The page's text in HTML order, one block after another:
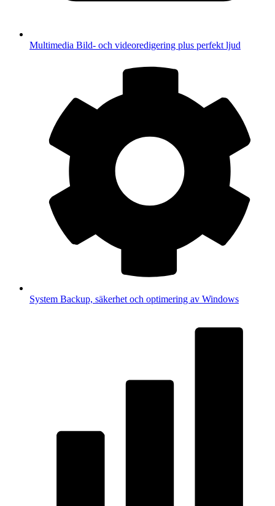
Multimedia Bild- och videoredigering plus perfekt ljud
System Backup, säkerhet och optimering av Windows